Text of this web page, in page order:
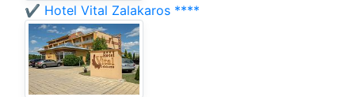
✔️ Hotel Vital Zalakaros ****